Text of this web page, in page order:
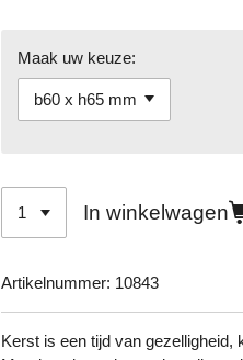
Maak uw keuze:
In winkelwagen
Artikelnummer: 10843
Kerst is een tijd van